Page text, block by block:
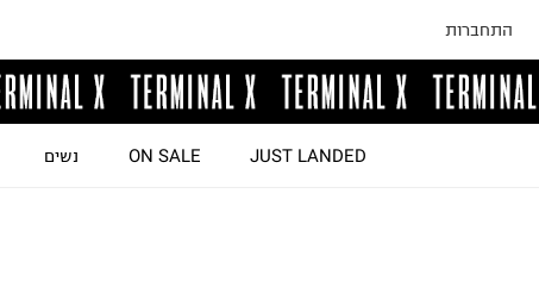
התחברות
JUST LANDED
ON SALE נשים